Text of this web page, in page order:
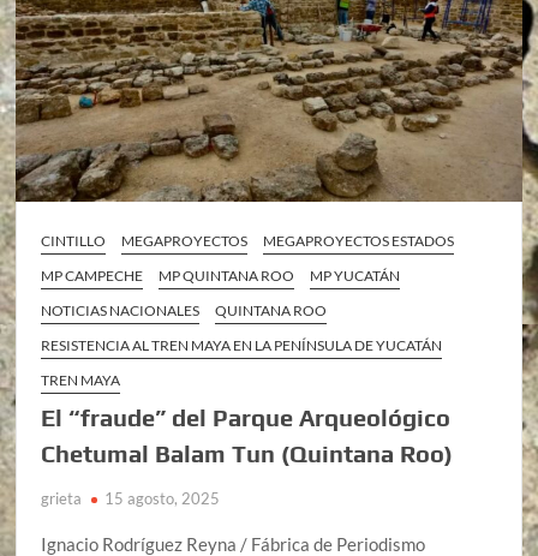
CINTILLO MEGAPROYECTOS
MEGAPROYECTOS ESTADOS
MP CAMPECHE
MP QUINTANA ROO
MP YUCATÁN
NOTICIAS NACIONALES
QUINTANA ROO
RESISTENCIA AL TREN MAYA EN LA PENÍNSULA DE YUCATÁN
TREN MAYA
El “fraude” del Parque Arqueológico
Chetumal Balam Tun (Quintana Roo)
grieta 15 agosto, 2025
Ignacio Rodríguez Reyna / Fábrica de Periodismo